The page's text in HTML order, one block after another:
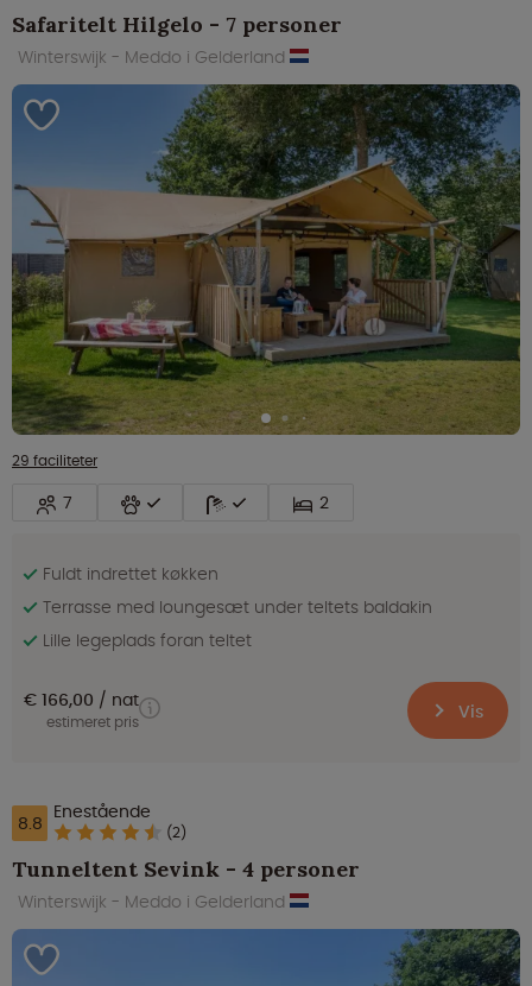
Safaritelt Hilgelo - 7 personer
Winterswijk - Meddo i Gelderland
29 faciliteter
7 2
Fuldt indrettet køkken
Terrasse med loungesæt under teltets baldakin
Lille legeplads foran teltet
€ 166,00 nat
estimeret pris Vis
8.8 Enestående
(2)
Tunneltent Sevink - 4 personer
Winterswijk - Meddo i Gelderland